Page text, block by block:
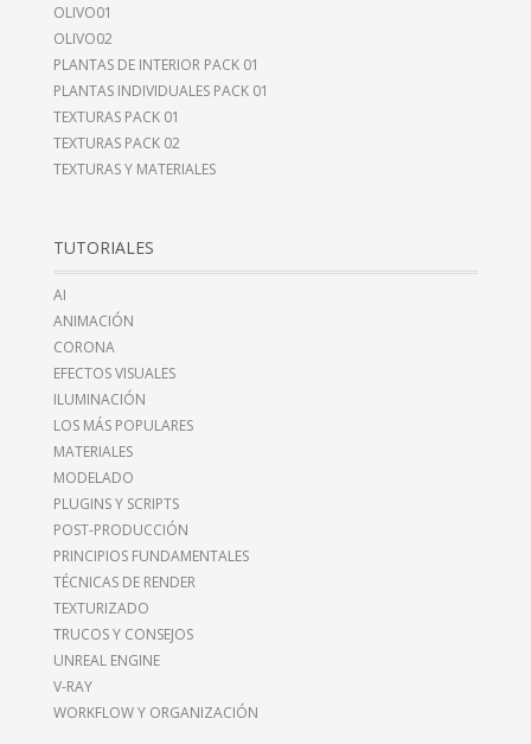
OLIVO01
OLIVO02
PLANTAS DE INTERIOR PACK 01
PLANTAS INDIVIDUALES PACK 01
TEXTURAS PACK 01
TEXTURAS PACK 02
TEXTURAS Y MATERIALES
TUTORIALES
AI
ANIMACIÓN
CORONA
EFECTOS VISUALES
ILUMINACIÓN
LOS MÁS POPULARES
MATERIALES
MODELADO
PLUGINS Y SCRIPTS
POST-PRODUCCIÓN
PRINCIPIOS FUNDAMENTALES
TÉCNICAS DE RENDER
TEXTURIZADO
TRUCOS Y CONSEJOS
UNREAL ENGINE
V-RAY
WORKFLOW Y ORGANIZACIÓN